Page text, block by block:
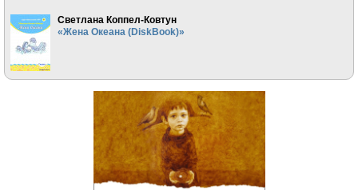
Светлана Коппел-Ковтун
«Жена Океана (DiskBook)»